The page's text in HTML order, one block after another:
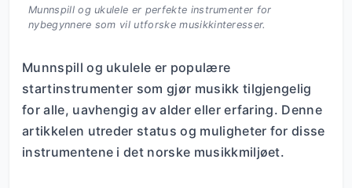
Munnspill og ukulele er perfekte instrumenter for
nybegynnere som vil utforske musikkinteresser.
Munnspill og ukulele er populære
startinstrumenter som gjør musikk tilgjengelig
for alle, uavhengig av alder eller erfaring. Denne
artikkelen utreder status og muligheter for disse
instrumentene i det norske musikkmiljøet.